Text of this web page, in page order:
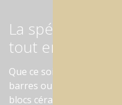
La spécialiste
tout en finesse !
Que ce soit des travaux
barres ou des ponts
blocs céramiques